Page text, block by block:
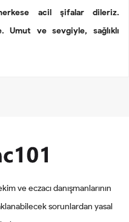
acil şifalar dileriz.
Umut ve sevgiyle, sağlıklı
ve eczacı danışmanlarının
sorunlardan yasal